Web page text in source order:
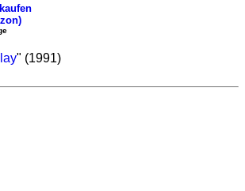
" (1991)